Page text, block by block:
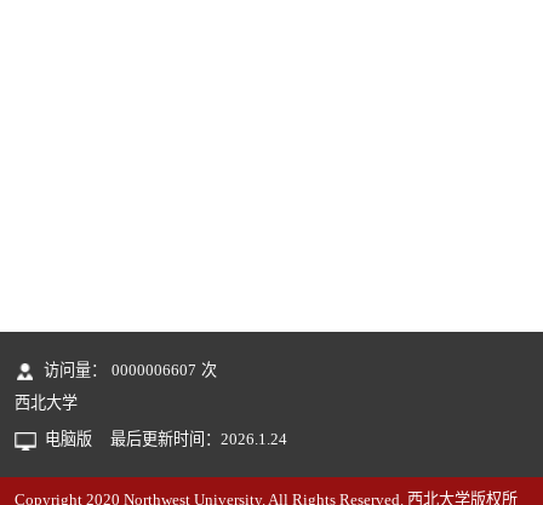
访问量： 0000006607 次
西北大学
电脑版
最后更新时间： 2026.1.24
Copyright 2020 Northwest University. All Rights Reserved. 西北大学版权所